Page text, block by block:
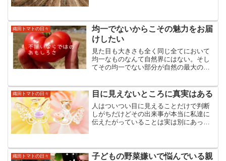
織田トマトの日々
均一でないからこその魅力をお届
けしたい
見た目も大きさも全く同じ全てにおいて
均一なものなんて自然界にはない。そし
てその均一でない部分が自然の最大の魅
生きる」と決めたあなたを大空と大地の
エネルギーたっぷりのトマ...
織田トマトの日々 目に見えないところに真実はある
人はついつい目に見えることだけで判断
しがちだけどその出来事が本当に私達に
伝えたがっていることは実は別にあった
することをビジョンにエネルギー溢れる
真っ赤な太陽のようなトマ...
織田トマトの日々
子どもの野菜嫌いで悩んでいる親